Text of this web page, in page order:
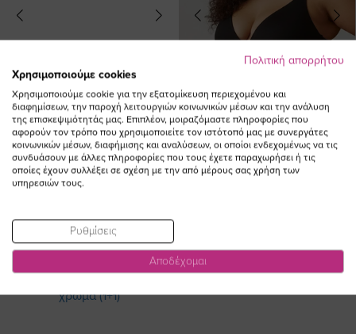
Σουτιέν με μπροστινό κούμπωμα
σε λευκό χρώμα
(-10%)
Τιμή
Σουτιέν plunge με μπανέλα σε
Πολιτική απορρήτου
Χρησιμοποιούμε cookies
Χρησιμοποιούμε cookie για την εξατομίκευση περιεχομένου και
διαφημίσεων, την παροχή λειτουργιών κοινωνικών μέσων και την ανάλυση
της επισκεψιμότητάς μας. Επιπλέον, μοιραζόμαστε πληροφορίες που
αφορούν τον τρόπο που χρησιμοποιείτε τον ιστότοπό μας με συνεργάτες
κοινωνικών μέσων, διαφήμισης και αναλύσεων, οι οποίοι ενδεχομένως να τις
συνδυάσουν με άλλες πληροφορίες που τους έχετε παραχωρήσει ή τις
οποίες έχουν συλλέξει σε σχέση με την από μέρους σας χρήση των
υπηρεσιών τους.
Ρυθμίσεις
Αποδέχομαι